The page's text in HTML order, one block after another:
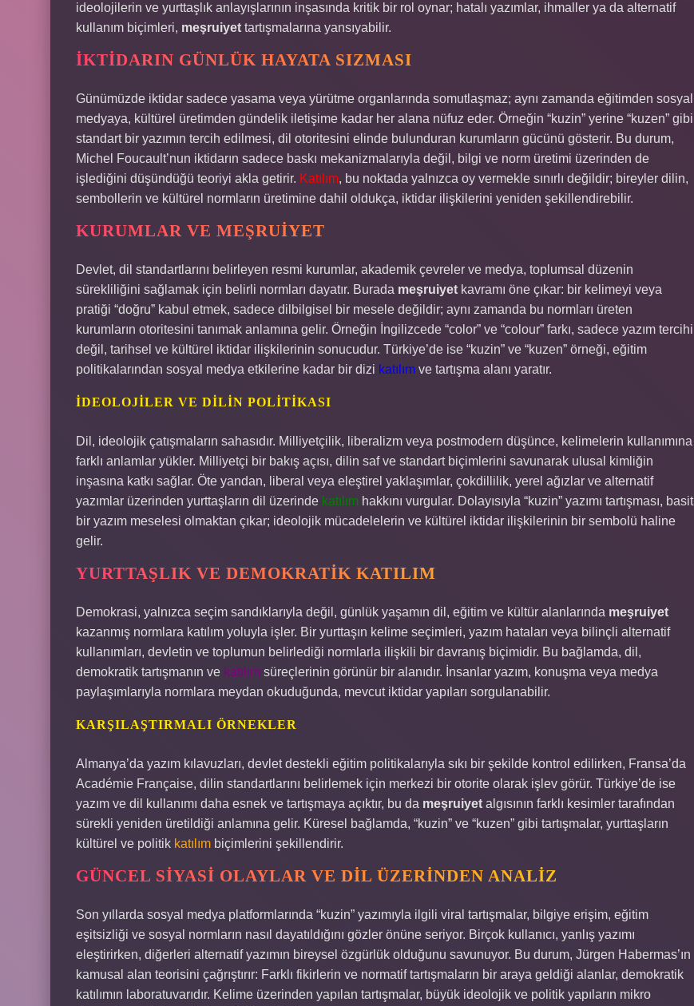
ideolojilerin ve yurttaşlık anlayışlarının inşasında kritik bir rol oynar; hatalı yazımlar, ihmaller ya da alternatif
kullanım biçimleri, meşruiyet tartışmalarına yansıyabilir.
İKTIDARIN GÜNLÜK HAYATA SIZMASI
Günümüzde iktidar sadece yasama veya yürütme organlarında somutlaşmaz; aynı zamanda eğitimden sosyal
medyaya, kültürel üretimden gündelik iletişime kadar her alana nüfuz eder. Örneğin “kuzin” yerine “kuzen” gibi
standart bir yazımın tercih edilmesi, dil otoritesini elinde bulunduran kurumların gücünü gösterir. Bu durum,
Michel Foucault’nun iktidarın sadece baskı mekanizmalarıyla değil, bilgi ve norm üretimi üzerinden de
işlediğini düşündüğü teoriyi akla getirir. Katılım, bu noktada yalnızca oy vermekle sınırlı değildir; bireyler dilin,
sembollerin ve kültürel normların üretimine dahil oldukça, iktidar ilişkilerini yeniden şekillendirebilir.
KURUMLAR VE MEŞRUIYET
Devlet, dil standartlarını belirleyen resmi kurumlar, akademik çevreler ve medya, toplumsal düzenin
sürekliliğini sağlamak için belirli normları dayatır. Burada meşruiyet kavramı öne çıkar: bir kelimeyi veya
pratiği “doğru” kabul etmek, sadece dilbilgisel bir mesele değildir; aynı zamanda bu normları üreten
kurumların otoritesini tanımak anlamına gelir. Örneğin İngilizcede “color” ve “colour” farkı, sadece yazım tercihi
değil, tarihsel ve kültürel iktidar ilişkilerinin sonucudur. Türkiye’de ise “kuzin” ve “kuzen” örneği, eğitim
politikalarından sosyal medya etkilerine kadar bir dizi katılım ve tartışma alanı yaratır.
İDEOLOJILER VE DILIN POLITIKASI
Dil, ideolojik çatışmaların sahasıdır. Milliyetçilik, liberalizm veya postmodern düşünce, kelimelerin kullanımına
farklı anlamlar yükler. Milliyetçi bir bakış açısı, dilin saf ve standart biçimlerini savunarak ulusal kimliğin
inşasına katkı sağlar. Öte yandan, liberal veya eleştirel yaklaşımlar, çokdillilik, yerel ağızlar ve alternatif
yazımlar üzerinden yurttaşların dil üzerinde katılım hakkını vurgular. Dolayısıyla “kuzin” yazımı tartışması, basit
bir yazım meselesi olmaktan çıkar; ideolojik mücadelelerin ve kültürel iktidar ilişkilerinin bir sembolü haline
gelir.
YURTTAŞLIK VE DEMOKRATIK KATILIM
Demokrasi, yalnızca seçim sandıklarıyla değil, günlük yaşamın dil, eğitim ve kültür alanlarında meşruiyet
kazanmış normlara katılım yoluyla işler. Bir yurttaşın kelime seçimleri, yazım hataları veya bilinçli alternatif
kullanımları, devletin ve toplumun belirlediği normlarla ilişkili bir davranış biçimidir. Bu bağlamda, dil,
demokratik tartışmanın ve katılım süreçlerinin görünür bir alanıdır. İnsanlar yazım, konuşma veya medya
paylaşımlarıyla normlara meydan okuduğunda, mevcut iktidar yapıları sorgulanabilir.
KARŞILAŞTIRMALI ÖRNEKLER
Almanya’da yazım kılavuzları, devlet destekli eğitim politikalarıyla sıkı bir şekilde kontrol edilirken, Fransa’da
Académie Française, dilin standartlarını belirlemek için merkezi bir otorite olarak işlev görür. Türkiye’de ise
yazım ve dil kullanımı daha esnek ve tartışmaya açıktır, bu da meşruiyet algısının farklı kesimler tarafından
sürekli yeniden üretildiği anlamına gelir. Küresel bağlamda, “kuzin” ve “kuzen” gibi tartışmalar, yurttaşların
kültürel ve politik katılım biçimlerini şekillendirir.
GÜNCEL SIYASI OLAYLAR VE DIL ÜZERINDEN ANALIZ
Son yıllarda sosyal medya platformlarında “kuzin” yazımıyla ilgili viral tartışmalar, bilgiye erişim, eğitim
eşitsizliği ve sosyal normların nasıl dayatıldığını gözler önüne seriyor. Birçok kullanıcı, yanlış yazımı
eleştirirken, diğerleri alternatif yazımın bireysel özgürlük olduğunu savunuyor. Bu durum, Jürgen Habermas’ın
kamusal alan teorisini çağrıştırır: Farklı fikirlerin ve normatif tartışmaların bir araya geldiği alanlar, demokratik
katılımın laboratuvarıdır. Kelime üzerinden yapılan tartışmalar, büyük ideolojik ve politik yapıların mikro